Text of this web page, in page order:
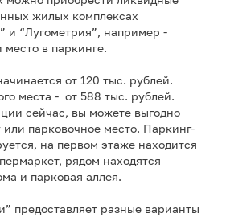
жилых комплексах
и “Лугометрия”, например -
в паркинге.
от 120 тыс. рублей.
места - от 588 тыс. рублей.
сейчас, вы можете выгодно
или парковочное место. Паркинг-
на первом этаже находится
рядом находятся
и парковая аллея.
предоставляет разные варианты